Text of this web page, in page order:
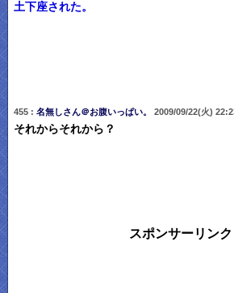
土下座された。
455 : 名無しさん＠お腹いっぱい。 2009/09/22(火)
それからそれから？
スポンサーリンク